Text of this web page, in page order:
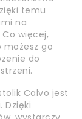
temu
na
więcej,
możesz go
do
Calvo jest
Dzięki